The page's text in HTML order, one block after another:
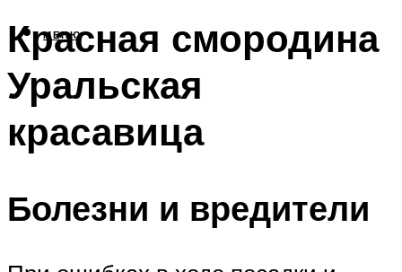
МЕНЮ
Красная смородина
Уральская
красавица
Болезни и вредители